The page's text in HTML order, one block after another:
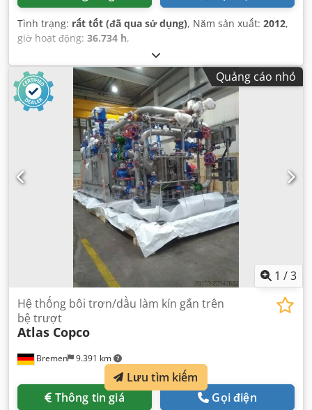
Tình trạng: rất tốt (đã qua sử dụng), Năm sản xuất: 2012,
giờ hoạt động: 36.734 h,
Quảng cáo nhỏ
1 /3
Bremen 9.391 km
Hệ thống bôi trơn/dầu làm kín gắn trên
bệ trượt
Atlas Copco
Thông tin giá Gọi điện
Lưu tìm kiếm